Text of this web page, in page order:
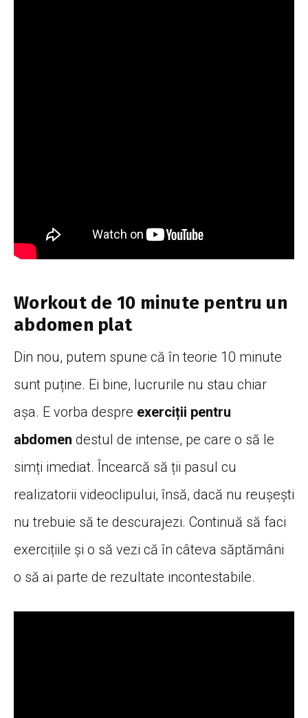
Workout de 10 minute pentru un
abdomen plat
Din nou, putem spune că în teorie 10 minute
sunt puține. Ei bine, lucrurile nu stau chiar
așa. E vorba despre exerciții pentru
abdomen destul de intense, pe care o să le
simți imediat. Încearcă să ții pasul cu
realizatorii videoclipului, însă, dacă nu reușești
nu trebuie să te descurajezi. Continuă să faci
exercițiile și o să vezi că în câteva săptămâni
o să ai parte de rezultate incontestabile.